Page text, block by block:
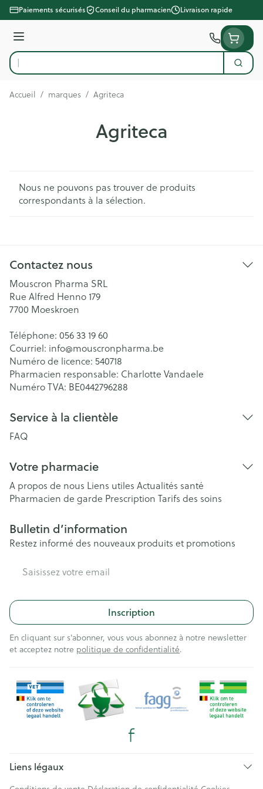
Aller au contenu
Paiements sécurisés Conseil du pharmacien Livraison rapide
Menu
Rechercher
Accueil / marques / Agriteca
Agriteca
Nous ne pouvons pas trouver de produits
correspondants à la sélection.
Contactez nous
Mouscron Pharma SRL
Rue Alfred Henno 179
7700 Moeskroen
Téléphone: 056 33 19 60
Courriel: info@mouscronpharma.be
Numéro de licence: 540718
Pharmacien responsable: Charlotte Vandaele
Numéro TVA: BE0442796288
Service à la clientèle
FAQ
Votre pharmacie
A propos de nous Liens utiles Actualités santé
Pharmacien de garde Prescription Tarifs des soins
Bulletin d’information
Restez informé des nouveaux produits et promotions
Inscription
En cliquant sur s'abonner, vous vous abonnez à notre newsletter
et acceptez notre politique de confidentialité.
Liens légaux